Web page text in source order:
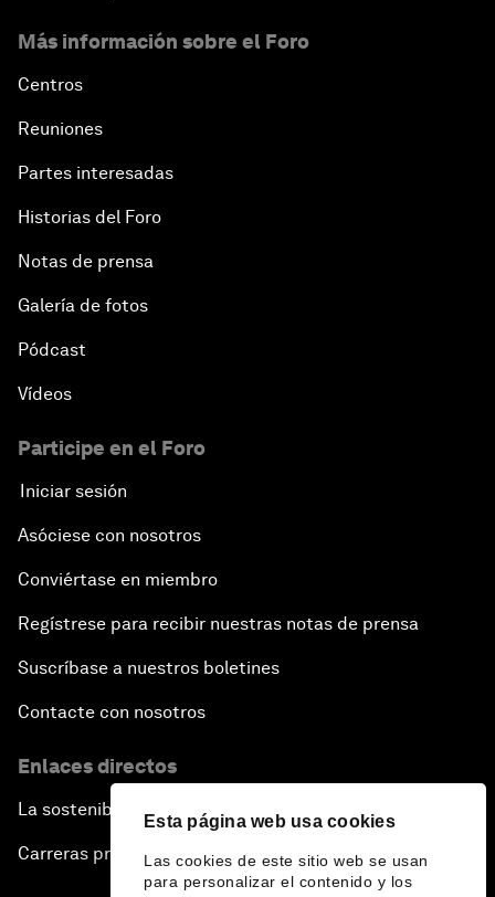
Esta página web usa cookies
Las cookies de este sitio web se usan
para personalizar el contenido y los
Más información sobre el Foro
Centros
Reuniones
Partes interesadas
Historias del Foro
Notas de prensa
Galería de fotos
Pódcast
Vídeos
Participe en el Foro
Iniciar sesión
Asóciese con nosotros
Conviértase en miembro
Regístrese para recibir nuestras notas de prensa
Suscríbase a nuestros boletines
Contacte con nosotros
Enlaces directos
La sostenibilidad en el Foro
Carreras profesionales